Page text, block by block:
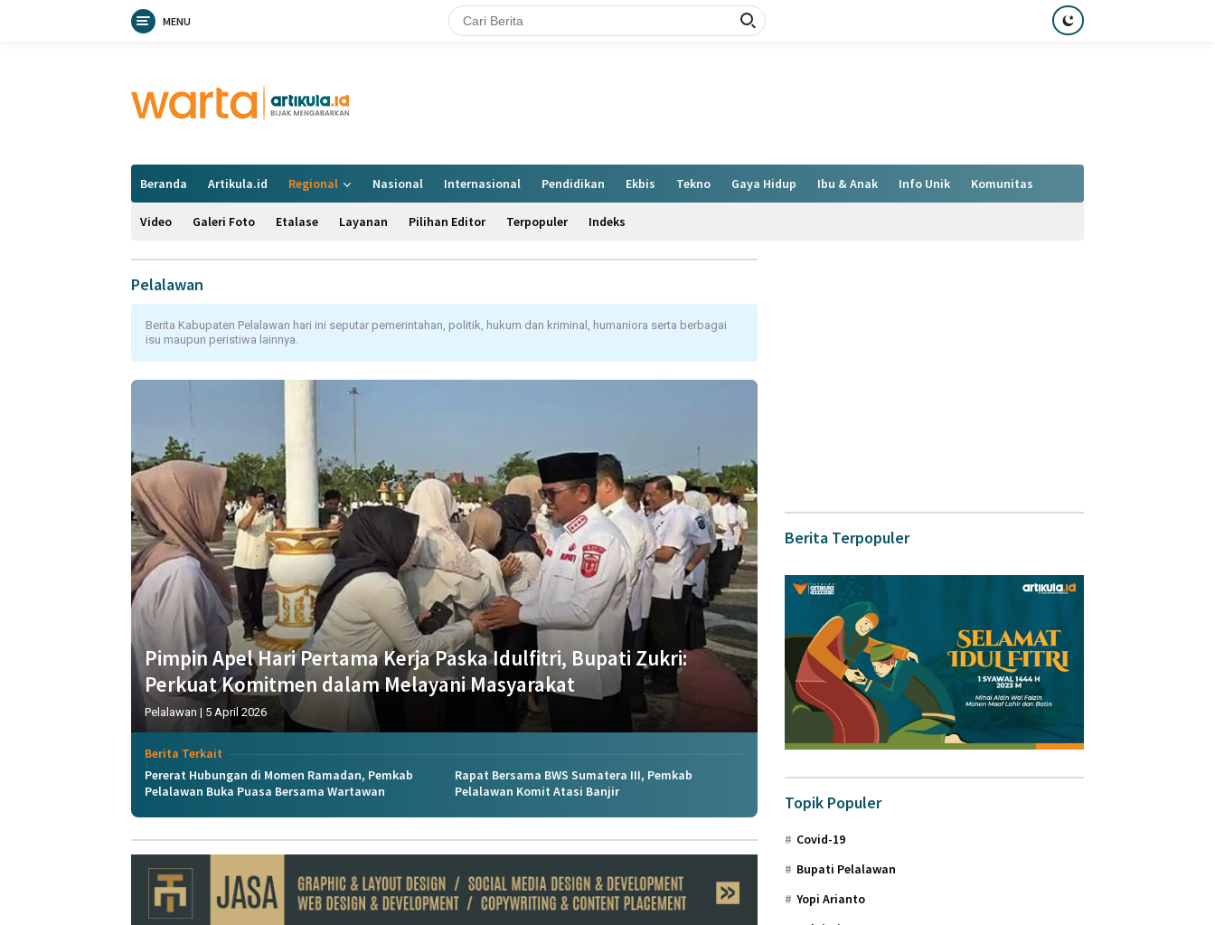
MENU
Beranda Artikula.id Regional Nasional Internasional Pendidikan Ekbis Tekno Gaya Hidup Ibu & Anak Info Unik Komunitas
Video Galeri Foto Etalase Layanan Pilihan Editor Terpopuler Indeks
Pelalawan
Berita Kabupaten Pelalawan hari ini seputar pemerintahan, politik, hukum dan kriminal, humaniora serta berbagai
isu maupun peristiwa lainnya.
Pimpin Apel Hari Pertama Kerja Paska Idulfitri, Bupati Zukri:
Perkuat Komitmen dalam Melayani Masyarakat
Pelalawan | 5 April 2026
Berita Terkait
Pererat Hubungan di Momen Ramadan, Pemkab
Pelalawan Buka Puasa Bersama Wartawan
Rapat Bersama BWS Sumatera III, Pemkab
Pelalawan Komit Atasi Banjir
Berita Terpopuler
Topik Populer
Covid-19
Bupati Pelalawan
Yopi Arianto